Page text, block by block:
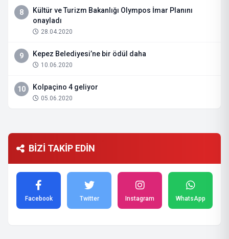
8
Kültür ve Turizm Bakanlığı Olympos İmar Planını
onayladı
28.04.2020
9 Kepez Belediyesi’ne bir ödül daha
10.06.2020
10 Kolpaçino 4 geliyor
05.06.2020
BİZİ TAKİP EDİN
Facebook Twitter Instagram WhatsApp